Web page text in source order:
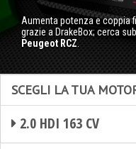
Aumenta potenza e coppia
grazie a DrakeBox; cerca
Peugeot RCZ
SCEGLI LA TUA
2.0 HDI 163 CV